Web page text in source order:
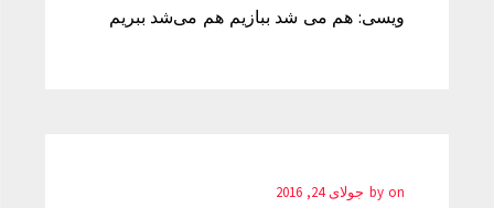
ویسی: هم می شد ببازیم هم می‌شد ببریم
by on جولای 24, 2016